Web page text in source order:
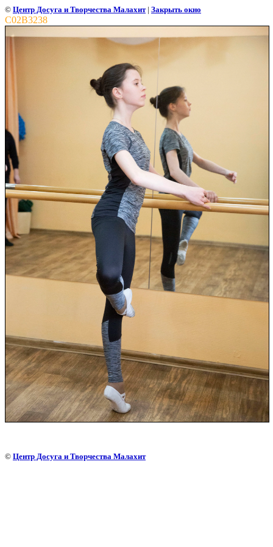
© Центр Досуга и Творчества Малахит| Закрыть окно
C02B3238
© Центр Досуга и Творчества Малахит